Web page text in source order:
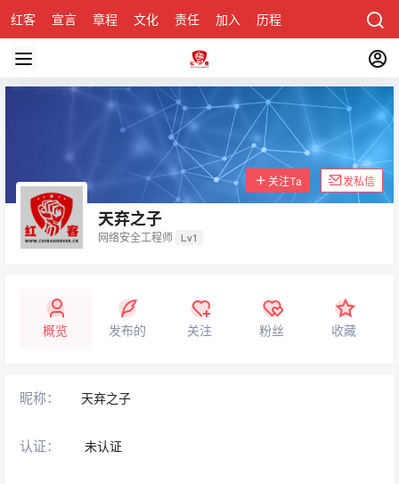
红客 宣言 章程 文化 责任 加入 历程 关于
天弃之子
网络安全工程师 Lv1
关注Ta 发私信
概览 发布的 关注 粉丝 收藏
昵称： 天弃之子
认证： 未认证